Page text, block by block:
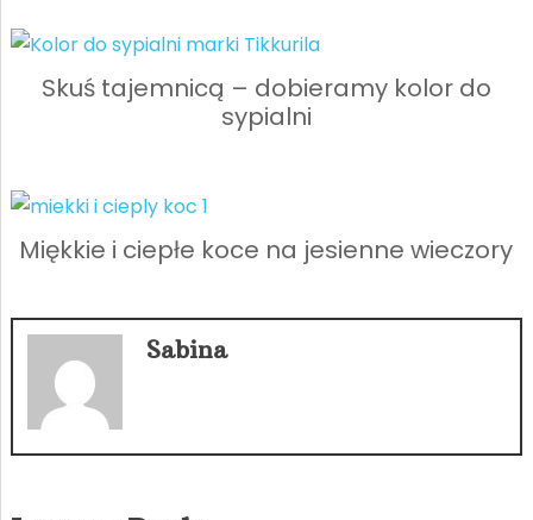
Skuś tajemnicą – dobieramy kolor do
sypialni
Miękkie i ciepłe koce na jesienne wieczory
Sabina